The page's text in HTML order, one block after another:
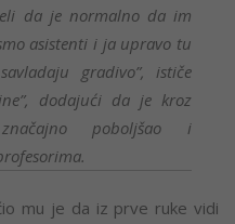
da je normalno da im
asistenti i ja upravo tu
gradivo”, ističe
dodajući da je kroz
poboljšao i
mu je da iz prve ruke vidi